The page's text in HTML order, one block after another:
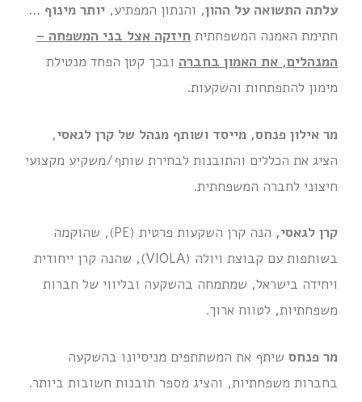
עלתה התשואה על ההון, והנתון המפתיע, יותר מינוף …
חתימת האמנה המשפחתית חיזקה אצל בני המשפחה –
המנהלים, את האמון בחברה ובכך קטן הפחד מנטילת
מימון להתפתחות והשקעות.
מר אילון פנחס, מייסד ושותף מנהל של קרן לגאסי,
הציג את הכללים והתובנות לבחירת שותף/משקיע מקצועי
חיצוני לחברה המשפחתית.
קרן לגאסי,
הנה קרן השקעות פרטית (PE), שהוקמה
בשותפות עם קבוצת ויולה (VIOLA), שהנה קרן ייחודית
ויחידה בישראל, שמתמחה בהשקעה ובליווי של חברות
משפחתיות, לטווח ארוך.
מר פנחס שיתף את המשתתפים מניסיונו בהשקעה
בחברות משפחתיות, והציג מספר תובנות חשובות ביותר.